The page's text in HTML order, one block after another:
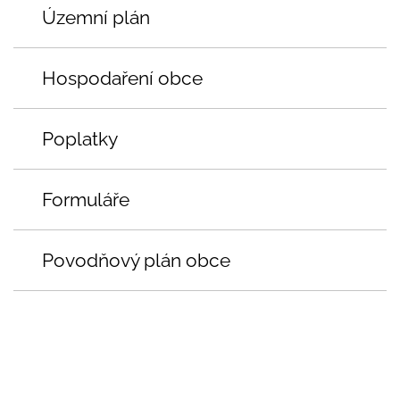
Územní plán
Hospodaření obce
Poplatky
Formuláře
Povodňový plán obce